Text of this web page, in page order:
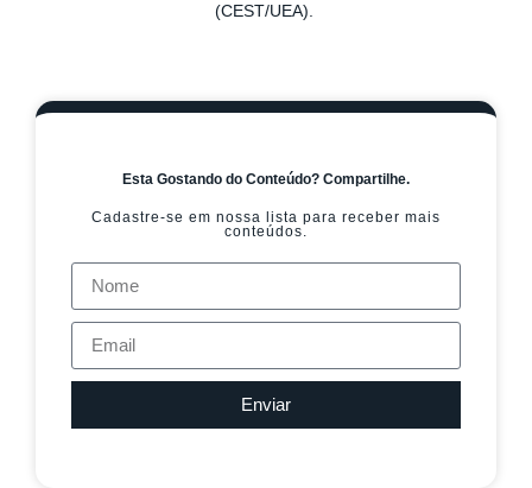
(CEST/UEA).
Esta Gostando do Conteúdo? Compartilhe.
Cadastre-se em nossa lista para receber mais
conteúdos.
Enviar